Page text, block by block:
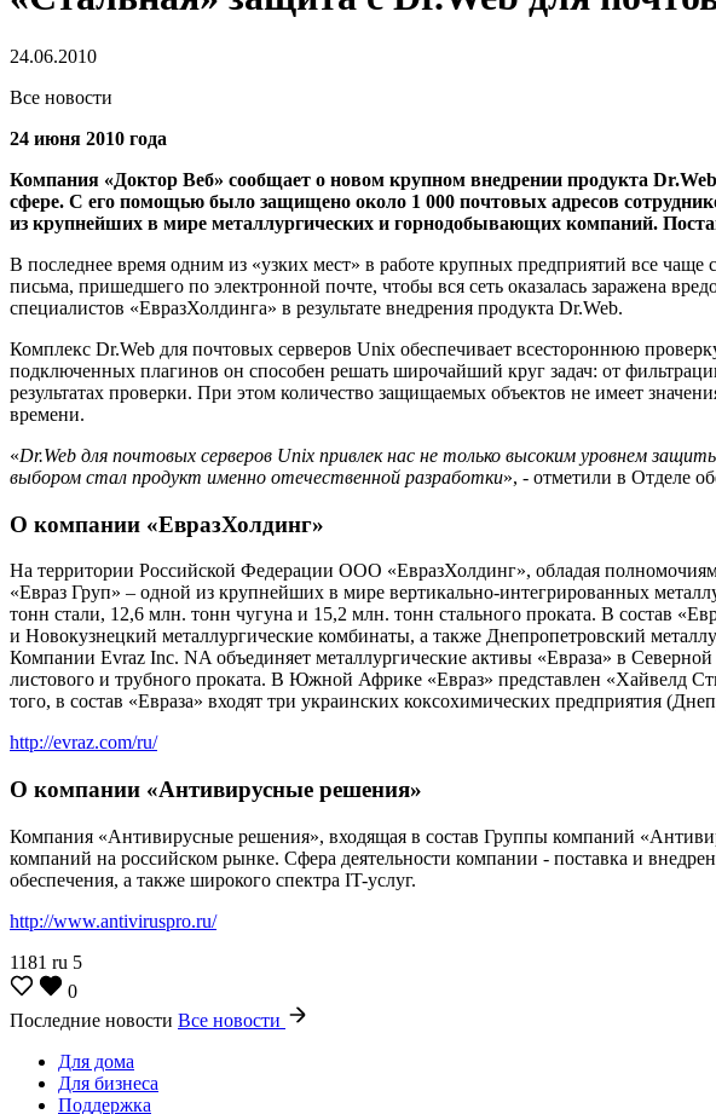
24.06.2010
Все новости
24 июня 2010 года
Компания «Доктор Веб» сообщает о новом крупном внедрении продукта
сфере. С его помощью было защищено около 1 000 почтовых адресов
из крупнейших в мире металлургических и горнодобывающих компаний.
В последнее время одним из «узких мест» в работе крупных предприятий все
письма, пришедшего по электронной почте, чтобы вся сеть оказалась заражена
специалистов «ЕвразХолдинга» в результате внедрения продукта Dr.Web.
Комплекс Dr.Web для почтовых серверов Unix обеспечивает всестороннюю
подключенных плагинов он способен решать широчайший круг задач: от
результатах проверки. При этом количество защищаемых объектов не имеет
времени.
«Dr.Web для почтовых серверов Unix привлек нас не только высоким уровнем
выбором стал продукт именно отечественной разработки», - отметили в Отделе
О компании «ЕвразХолдинг»
На территории Российской Федерации ООО «ЕвразХолдинг», обладая
«Евраз Груп» – одной из крупнейших в мире вертикально-интегрированных
тонн стали, 12,6 млн. тонн чугуна и 15,2 млн. тонн стального проката. В состав
и Новокузнецкий металлургические комбинаты, а также Днепропетровский
Компании Evraz Inc. NA объединяет металлургические активы «Евраза» в
листового и трубного проката. В Южной Африке «Евраз» представлен «Хайвелд
того, в состав «Евраза» входят три украинских коксохимических предприятия
http://evraz.com/ru/
О компании «Антивирусные решения»
Компания «Антивирусные решения», входящая в состав Группы компаний
компаний на российском рынке. Сфера деятельности компании - поставка и
обеспечения, а также широкого спектра IT-услуг.
http://www.antiviruspro.ru/
1181 ru 5
0
Последние новости Все новости
Для дома
Для бизнеса
Поддержка